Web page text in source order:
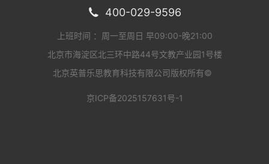
 400-029-9596
上班时间 ：周一至周日 早09:00-晚21:00
北京市海淀区北三环中路44号文教产业园1号楼
北京英普乐思教育科技有限公司版权所有©
京ICP备2025157631号-1